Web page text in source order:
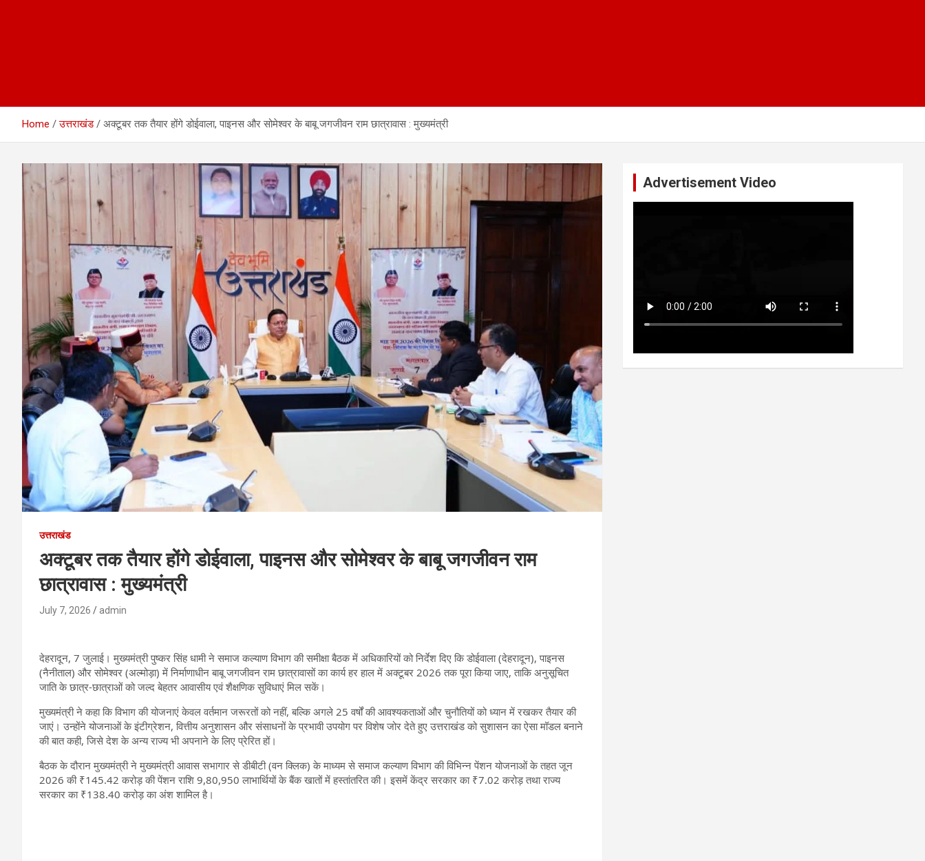
Home उत्तराखंड अक्टूबर तक तैयार होंगे डोईवाला, पाइनस और सोमेश्वर के बाबू जगजीवन राम छात्रावास : मुख्यमंत्री
उत्तराखंड
अक्टूबर तक तैयार होंगे डोईवाला, पाइनस और सोमेश्वर के बाबू जगजीवन राम
छात्रावास : मुख्यमंत्री
July 7, 2026 admin
देहरादून, 7 जुलाई। मुख्यमंत्री पुष्कर सिंह धामी ने समाज कल्याण विभाग की समीक्षा बैठक में अधिकारियों को निर्देश दिए कि डोईवाला (देहरादून), पाइनस
(नैनीताल) और सोमेश्वर (अल्मोड़ा) में निर्माणाधीन बाबू जगजीवन राम छात्रावासों का कार्य हर हाल में अक्टूबर 2026 तक पूरा किया जाए, ताकि अनुसूचित
जाति के छात्र-छात्राओं को जल्द बेहतर आवासीय एवं शैक्षणिक सुविधाएं मिल सकें।
मुख्यमंत्री ने कहा कि विभाग की योजनाएं केवल वर्तमान जरूरतों को नहीं, बल्कि अगले 25 वर्षों की आवश्यकताओं और चुनौतियों को ध्यान में रखकर तैयार की
जाएं। उन्होंने योजनाओं के इंटीग्रेशन, वित्तीय अनुशासन और संसाधनों के प्रभावी उपयोग पर विशेष जोर देते हुए उत्तराखंड को सुशासन का ऐसा मॉडल बनाने
की बात कही, जिसे देश के अन्य राज्य भी अपनाने के लिए प्रेरित हों।
बैठक के दौरान मुख्यमंत्री ने मुख्यमंत्री आवास सभागार से डीबीटी (वन क्लिक) के माध्यम से समाज कल्याण विभाग की विभिन्न पेंशन योजनाओं के तहत जून
2026 की ₹145.42 करोड़ की पेंशन राशि 9,80,950 लाभार्थियों के बैंक खातों में हस्तांतरित की। इसमें केंद्र सरकार का ₹7.02 करोड़ तथा राज्य
सरकार का ₹138.40 करोड़ का अंश शामिल है।
Advertisement Video